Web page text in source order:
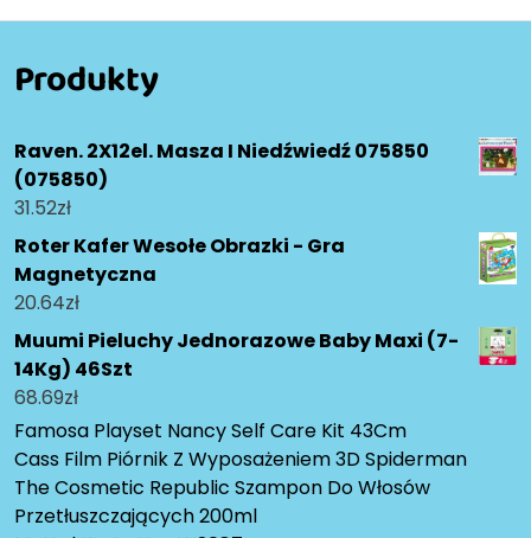
Produkty
Raven. 2X12el. Masza I Niedźwiedź 075850
(075850)
31.52zł
Roter Kafer Wesołe Obrazki - Gra
Magnetyczna
20.64zł
Muumi Pieluchy Jednorazowe Baby Maxi (7-
14Kg) 46Szt
68.69zł
Famosa Playset Nancy Self Care Kit 43Cm
Cass Film Piórnik Z Wyposażeniem 3D Spiderman
The Cosmetic Republic Szampon Do Włosów
Przetłuszczających 200ml